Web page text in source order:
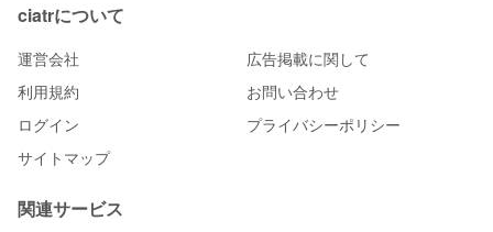
ciatrについて
運営会社
広告掲載に関して
利用規約
お問い合わせ
ログイン
プライバシーポリシー
サイトマップ
関連サービス